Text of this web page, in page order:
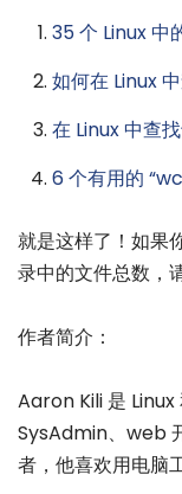
35 个 Linux 中
如何在 Linux
在 Linux 中查
6 个有用的
就是这样了！如果
录中的文件总数，
作者简介：
Aaron Kili 是 Linux
SysAdmin、web
者，他喜欢用电脑